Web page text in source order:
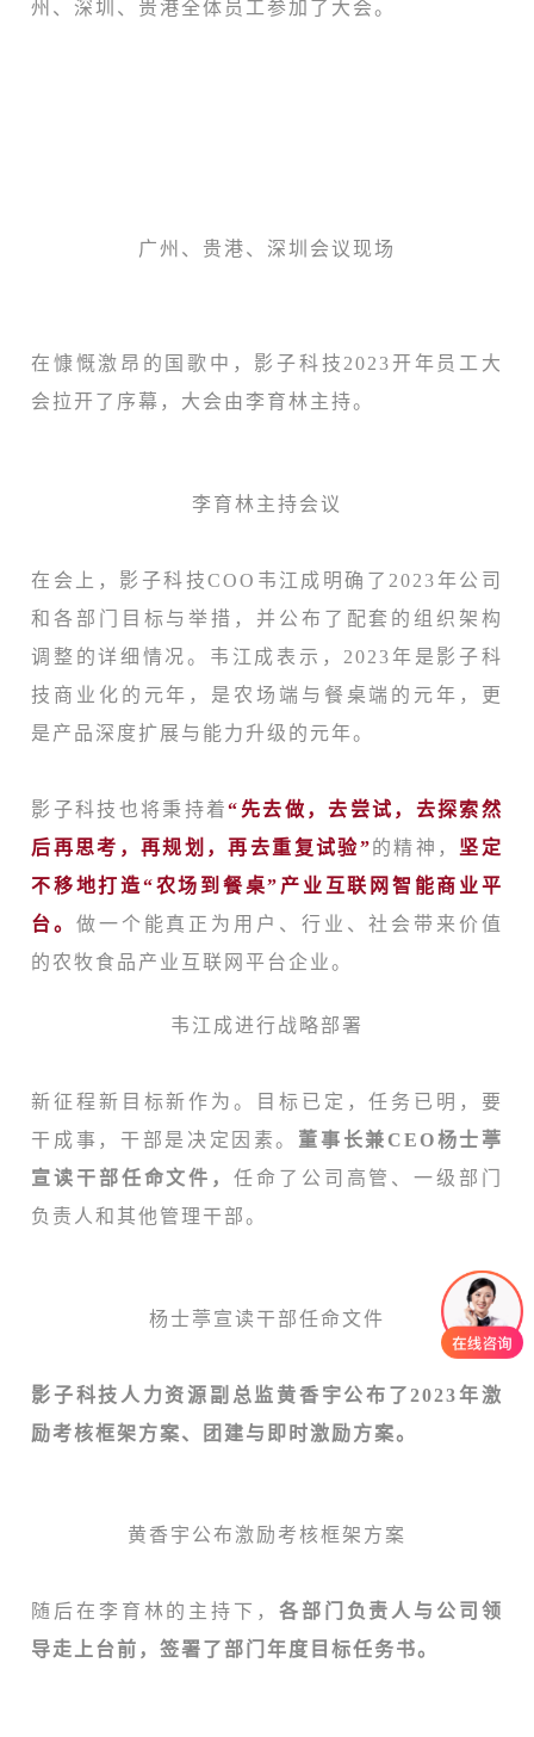
州、深圳、贵港全体员工参加了大会。
广州、贵港、深圳会议现场
在慷慨激昂的国歌中，影子科技2023开年员工大
会拉开了序幕，大会由李育林主持。
李育林主持会议
在会上，影子科技COO韦江成明确了2023年公司
和各部门目标与举措，并公布了配套的组织架构
调整的详细情况。韦江成表示，2023年是影子科
技商业化的元年，是农场端与餐桌端的元年，更
是产品深度扩展与能力升级的元年。
影子科技也将秉持着“先去做，去尝试，去探索然
后再思考，再规划，再去重复试验”的精神， 坚定
不移地打造“农场到餐桌”产业互联网智能商业平
台。 做一个能真正为用户、行业、社会带来价值
的农牧食品产业互联网平台企业。
韦江成进行战略部署
新征程新目标新作为。目标已定，任务已明，要
干成事，干部是决定因素。 董事长兼CEO杨士葶
宣读干部任命文件，任命了公司高管、一级部门
负责人和其他管理干部。
杨士葶宣读干部任命文件
影子科技人力资源副总监黄香宇公布了2023年激
励考核框架方案、团建与即时激励方案。
黄香宇公布激励考核框架方案
随后在李育林的主持下， 各部门负责人与公司领
导走上台前，签署了部门年度目标任务书。